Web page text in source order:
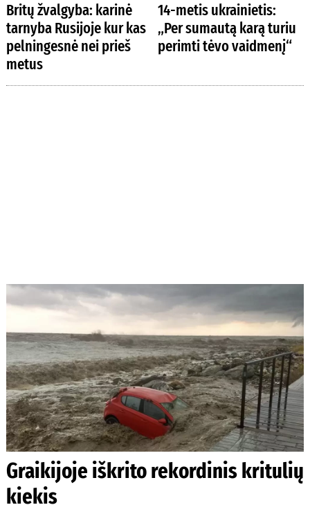
Britų žvalgyba: karinė
tarnyba Rusijoje kur kas
pelningesnė nei prieš
metus
14-metis ukrainietis:
„Per sumautą karą turiu
perimti tėvo vaidmenį“
Graikijoje iškrito rekordinis kritulių
kiekis